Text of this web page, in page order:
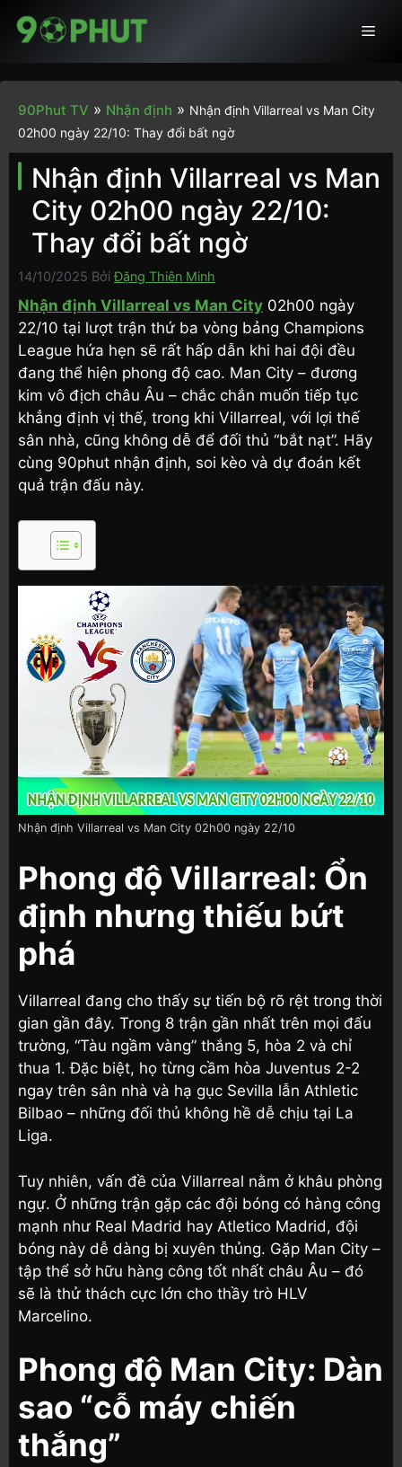
đến
dung
90Phut TV » Nhận định » Nhận định Villarreal vs Man City
02h00 ngày 22/10: Thay đổi bất ngờ
Nhận định Villarreal vs Man
City 02h00 ngày 22/10:
Thay đổi bất ngờ
14/10/2025 BởiĐặng Thiên Minh
Nhận định Villarreal vs Man City 02h00 ngày
22/10 tại lượt trận thứ ba vòng bảng Champions
League hứa hẹn sẽ rất hấp dẫn khi hai đội đều
đang thể hiện phong độ cao. Man City – đương
kim vô địch châu Âu – chắc chắn muốn tiếp tục
khẳng định vị thế, trong khi Villarreal, với lợi thế
sân nhà, cũng không dễ để đối thủ “bắt nạt”. Hãy
cùng 90phut nhận định, soi kèo và dự đoán kết
quả trận đấu này.
Nhận định Villarreal vs Man City 02h00 ngày 22/10
Phong độ Villarreal: Ổn
định nhưng thiếu bứt
phá
Villarreal đang cho thấy sự tiến bộ rõ rệt trong thời
gian gần đây. Trong 8 trận gần nhất trên mọi đấu
trường, “Tàu ngầm vàng” thắng 5, hòa 2 và chỉ
thua 1. Đặc biệt, họ từng cầm hòa Juventus 2-2
ngay trên sân nhà và hạ gục Sevilla lẫn Athletic
Bilbao – những đối thủ không hề dễ chịu tại La
Liga.
Tuy nhiên, vấn đề của Villarreal nằm ở khâu phòng
ngự. Ở những trận gặp các đội bóng có hàng công
mạnh như Real Madrid hay Atletico Madrid, đội
bóng này dễ dàng bị xuyên thủng. Gặp Man City –
tập thể sở hữu hàng công tốt nhất châu Âu – đó
sẽ là thử thách cực lớn cho thầy trò HLV
Marcelino.
Phong độ Man City: Dàn
sao “cỗ máy chiến
thắng”